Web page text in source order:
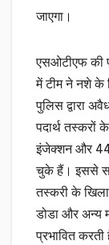
जाएगा।
एसओटीएफ की
में टीम ने नशे के
पुलिस द्वारा
पदार्थ
इंजेक्शन और
चुके हैं। इससे
तस्करी के
डोडा और अन्य
प्रभावित